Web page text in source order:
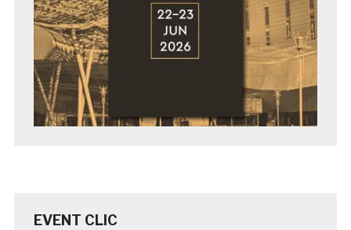
EVENT CLIC